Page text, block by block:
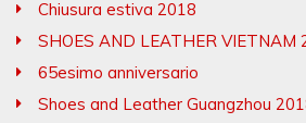
Chiusura estiva 2018
SHOES AND LEATHER VIETNAM
65esimo anniversario
Shoes and Leather Guangzhou